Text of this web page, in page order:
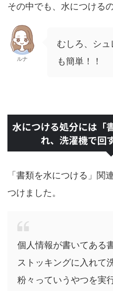
その中でも、水につける
ルナ
むしろ、シュ
も簡単！！
水につける処分には「
れ、洗濯機で回
「書類を水につける」関
つけました。
個人情報が書いてある
ストッキングに入れて
粉々っていうやつを実